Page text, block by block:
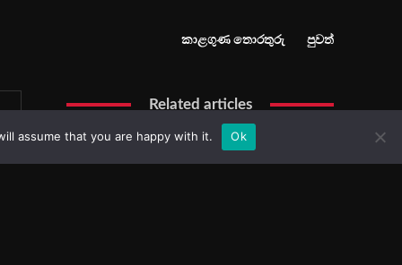
assume that you are happy with it. Ok